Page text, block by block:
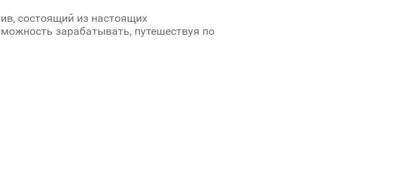
состоящий из настоящих
зарабатывать, путешествуя по